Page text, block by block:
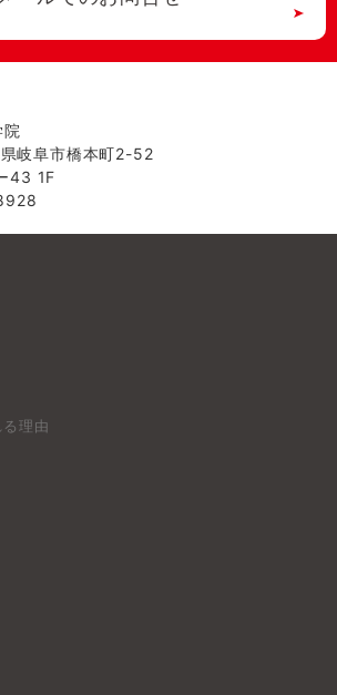
院
岐阜市橋本町2-52
43 1F
理由